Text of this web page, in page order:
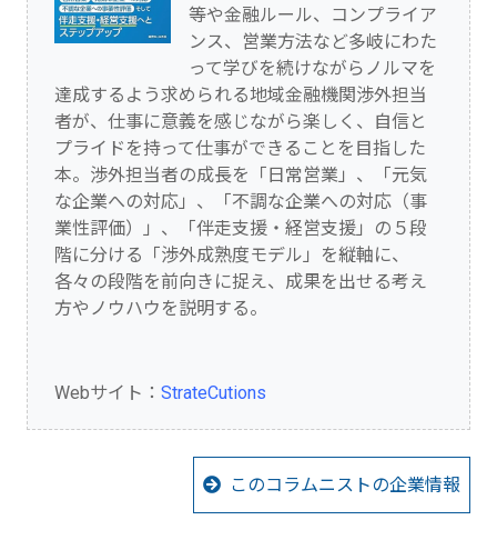
等や金融ルール、コンプライア
ンス、営業方法など多岐にわた
って学びを続けながらノルマを
達成するよう求められる地域金融機関渉外担当
者が、仕事に意義を感じながら楽しく、自信と
プライドを持って仕事ができることを目指した
本。渉外担当者の成長を「日常営業」、「元気
な企業への対応」、「不調な企業への対応（事
業性評価）」、「伴走支援・経営支援」の５段
階に分ける「渉外成熟度モデル」を縦軸に、
各々の段階を前向きに捉え、成果を出せる考え
方やノウハウを説明する。
Webサイト： StrateCutions
このコラムニストの企業情報